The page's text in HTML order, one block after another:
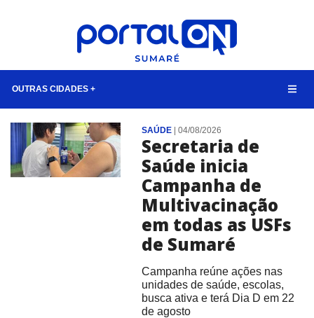
OUTRAS CIDADES +
NOTÍCIAS
LISTA DIGITAL
CONTATO
SAÚDE| 04/08/2026
Secretaria de
Saúde inicia
Campanha de
Multivacinação
em todas as USFs
de Sumaré
Campanha reúne ações nas
unidades de saúde, escolas,
busca ativa e terá Dia D em 22
de agosto